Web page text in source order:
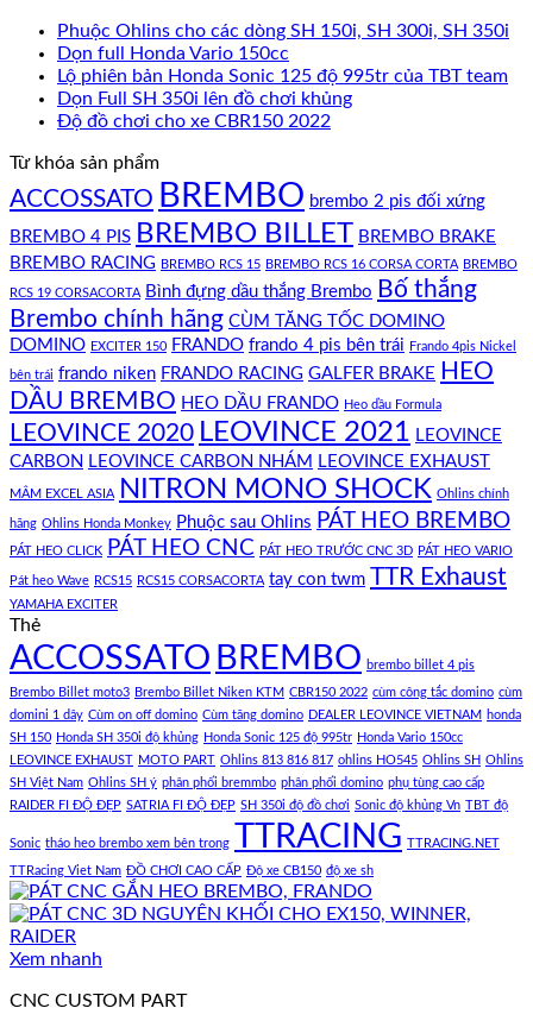
Phuộc Ohlins cho các dòng SH 150i, SH 300i, SH 350i
Dọn full Honda Vario 150cc
Lộ phiên bản Honda Sonic 125 độ 995tr của TBT team
Dọn Full SH 350i lên đồ chơi khủng
Độ đồ chơi cho xe CBR150 2022
Từ khóa sản phẩm
ACCOSSATO BREMBO brembo 2 pis đối xứng
BREMBO 4 PIS BREMBO BILLET BREMBO BRAKE
BREMBO RACING BREMBO RCS 15 BREMBO RCS 16 CORSA CORTA BREMBO
RCS 19 CORSACORTA Bình đựng dầu thắng Brembo Bố thắng
Brembo chính hãng CÙM TĂNG TỐC DOMINO
DOMINO EXCITER 150 FRANDO frando 4 pis bên trái Frando 4pis Nickel
bên trái frando niken FRANDO RACING GALFER BRAKE HEO
DẦU BREMBO HEO DẦU FRANDO Heo dầu Formula
LEOVINCE 2020 LEOVINCE 2021 LEOVINCE
CARBON LEOVINCE CARBON NHÁM LEOVINCE EXHAUST
MÂM EXCEL ASIA NITRON MONO SHOCK Ohlins chính
hãng Ohlins Honda Monkey Phuộc sau Ohlins PÁT HEO BREMBO
PÁT HEO CLICK PÁT HEO CNC PÁT HEO TRƯỚC CNC 3D PÁT HEO VARIO
Pát heo Wave RCS15 RCS15 CORSACORTA tay con twm TTR Exhaust
YAMAHA EXCITER
Thẻ
ACCOSSATO BREMBO brembo billet 4 pis
Brembo Billet moto3 Brembo Billet Niken KTM CBR150 2022 cùm công tắc domino cùm
domini 1 dây Cùm on off domino Cùm tăng domino DEALER LEOVINCE VIETNAM honda
SH 150 Honda SH 350i độ khủng Honda Sonic 125 độ 995tr Honda Vario 150cc
LEOVINCE EXHAUST MOTO PART Ohlins 813 816 817 ohlins HO545 Ohlins SH Ohlins
SH Việt Nam Ohlins SH ý phân phối bremmbo phân phối domino phụ tùng cao cấp
RAIDER FI ĐỘ ĐẸP SATRIA FI ĐỘ ĐẸP SH 350i độ đồ chơi Sonic độ khủng Vn TBT độ
Sonic tháo heo brembo xem bên trong TTRACING TTRACING.NET
TTRacing Viet Nam ĐỒ CHƠI CAO CẤP Độ xe CB150 độ xe sh
Xem nhanh
CNC CUSTOM PART